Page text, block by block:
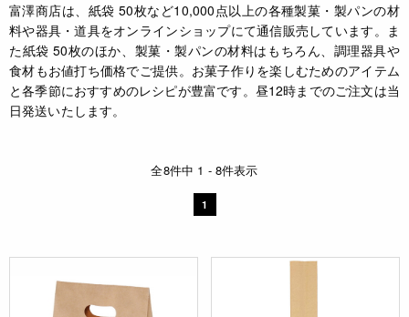
富澤商店は、紙袋 50枚など10,000点以上の各種製菓・製パンの材
料や器具・道具をオンラインショップにて通信販売しています。ま
た紙袋 50枚のほか、製菓・製パンの材料はもちろん、調理器具や
食材もお値打ち価格でご提供。お菓子作りを楽しむためのアイテム
と各季節におすすめのレシピが豊富です。昼12時までのご注文は当
日発送いたします。
全8件中 1 - 8件表示
1